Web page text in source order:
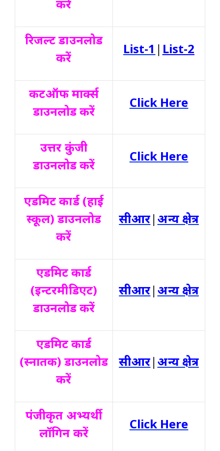
करें
रिजल्ट डाउनलोड
करें
List-1 | List-2
कटऑफ मार्क्स
डाउनलोड करें
Click Here
उत्तर कुंजी
डाउनलोड करें
Click Here
एडमिट कार्ड (हाई
स्कूल) डाउनलोड
करें
सीआर|अन्य क्षेत्र
एडमिट कार्ड
(इन्टरमीडिएट)
डाउनलोड करें
सीआर|अन्य क्षेत्र
एडमिट कार्ड
(स्नातक) डाउनलोड
करें
सीआर|अन्य क्षेत्र
पंजीकृत अभ्यर्थी
लॉगिन करें
Click Here